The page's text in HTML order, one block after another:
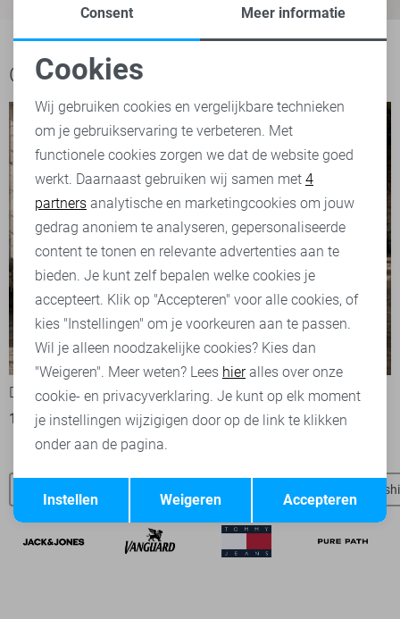
Ook het bekijken waard
Desoto T-shirt
109,95
Desoto T-shirt
109,95
Only & Sons t-
Noodzakelijke cookies
Personalisatie cookies
Analytische cookies
Marketing cookies
Terug Opslaan
Consent Meer informatie
Cookies
Wij gebruiken cookies en vergelijkbare technieken
om je gebruikservaring te verbeteren. Met
functionele cookies zorgen we dat de website goed
werkt. Daarnaast gebruiken wij samen met 4
partners analytische en marketingcookies om jouw
gedrag anoniem te analyseren, gepersonaliseerde
content te tonen en relevante advertenties aan te
bieden. Je kunt zelf bepalen welke cookies je
accepteert. Klik op "Accepteren" voor alle cookies, of
kies "Instellingen" om je voorkeuren aan te passen.
Wil je alleen noodzakelijke cookies? Kies dan
"Weigeren". Meer weten? Lees hieralles over onze
cookie- en privacyverklaring. Je kunt op elk moment
je instellingen wijzigigen door op de link te klikken
onder aan de pagina.
Accepteren
Weigeren
Instellen